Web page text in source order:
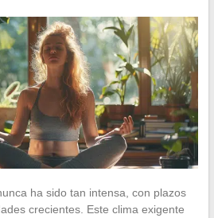
ha sido tan intensa, con plazos
crecientes. Este clima exigente